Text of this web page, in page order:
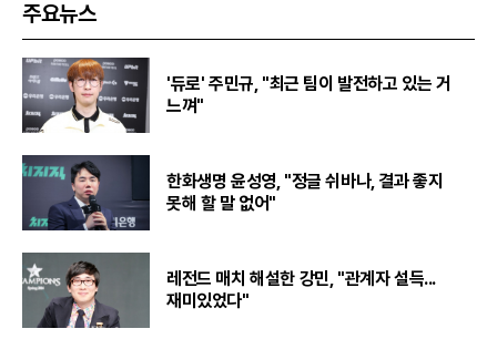
주요뉴스
'듀로' 주민규, "최근 팀이 발전하고 있는 거
느껴"
한화생명 윤성영, "정글 쉬바나, 결과 좋지
못해 할 말 없어"
레전드 매치 해설한 강민, "관계자 설득...
재미있었다"